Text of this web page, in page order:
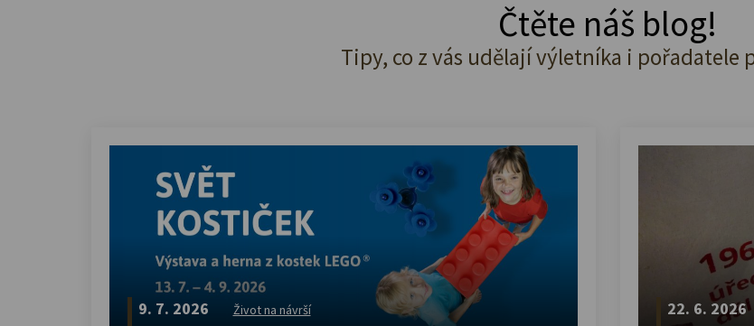
Čtěte náš blog!
Tipy, co z vás udělají výletníka i pořadatele
9. 7. 2026 Život na návrší 22. 6. 2026